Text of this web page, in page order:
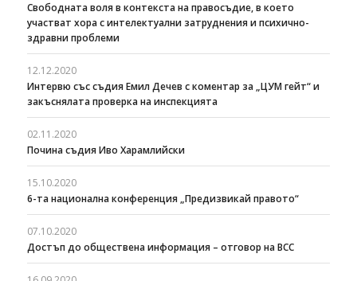
Свободната воля в контекста на правосъдие, в което
участват хора с интелектуални затруднения и психично-
здравни проблеми
12.12.2020
Интервю със съдия Емил Дечев с коментар за „ЦУМ гейт“ и
закъснялата проверка на инспекцията
02.11.2020
Почина съдия Иво Харамлийски
15.10.2020
6-та национална конференция „Предизвикай правото“
07.10.2020
Достъп до обществена информация – отговор на ВСС